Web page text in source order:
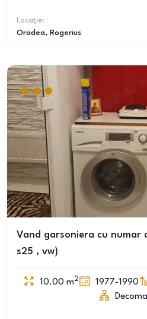
Locație:
Oradea, Rogerius
Vand garsoniera cu numar
s25 , vw)
10.00 m2 1977-1990